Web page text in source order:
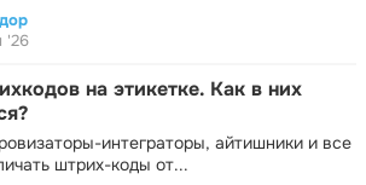
'26
на этикетке. Как в них
интеграторы, айтишники и все
штрих-коды от...